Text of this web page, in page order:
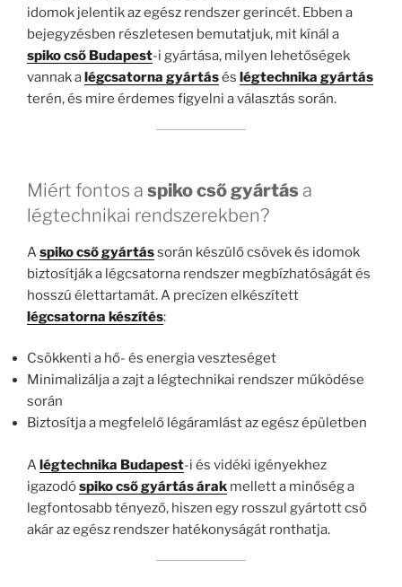
idomok jelentik az egész rendszer gerincét. Ebben a
bejegyzésben részletesen bemutatjuk, mit kínál a
spiko cső Budapest-i gyártása, milyen lehetőségek
vannak alégcsatorna gyártásés légtechnika gyártás
terén, és mire érdemes figyelni a választás során.
Miért fontos a spiko cső gyártás a
légtechnikai rendszerekben?
Aspiko cső gyártássorán készülő csövek és idomok
biztosítják a légcsatorna rendszer megbízhatóságát és
hosszú élettartamát. A precízen elkészített
légcsatorna készítés:
Csökkenti a hő- és energia veszteséget
Minimalizálja a zajt a légtechnikai rendszer működése
során
Biztosítja a megfelelő légáramlást az egész épületben
Alégtechnika Budapest-i és vidéki igényekhez
igazodóspiko cső gyártás árak mellett a minőség a
legfontosabb tényező, hiszen egy rosszul gyártott cső
akár az egész rendszer hatékonyságát ronthatja.